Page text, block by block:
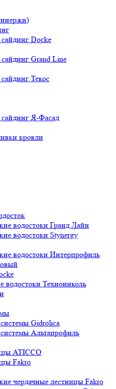
Docke
Grand Line
Текос
Я-Фасад
кровли
водостоки Гранд Лайн
водостоки Stynergy
водостоки Интерпрофиль
водостоки Технониколь
Gidrolica
Альтапрофиль
ATICCO
Fakro
чердачные лестницы Fakro